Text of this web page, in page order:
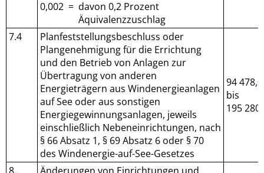
0,002 = davon 0,2 Prozent
Äquivalenzzuschlag
7.4
Planfeststellungsbeschluss oder
Plangenehmigung für die Errichtung
und den Betrieb von Anlagen zur
Übertragung von anderen
Energieträgern aus Windenergieanlagen
auf See oder aus sonstigen
Energiegewinnungsanlagen, jeweils
einschließlich Nebeneinrichtungen, nach
§ 66 Absatz 1, § 69 Absatz 6 oder § 70
des Windenergie-auf-See-Gesetzes
94
bis
195